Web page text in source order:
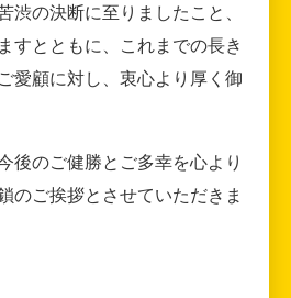
渋の決断に至りましたこと、
すとともに、これまでの長き
愛顧に対し、衷心より厚く御
後のご健勝とご多幸を心より
のご挨拶とさせていただきま